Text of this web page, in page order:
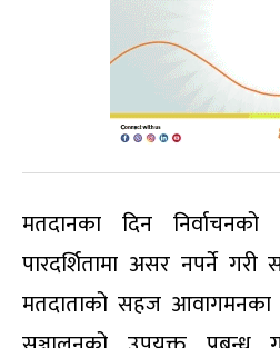
मतदानका दिन निर्वाचनको
पारदर्शितामा असर नपर्ने गरी
मतदाताको सहज आवागमनका